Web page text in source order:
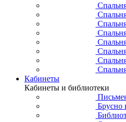
Кабинеты
Кабинеты и библиотеки
Брусно